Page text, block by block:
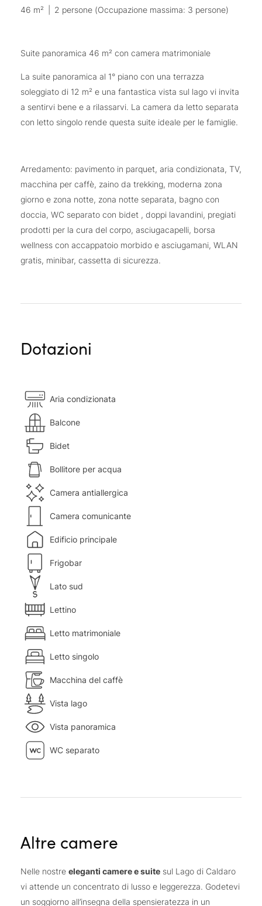
46 m² 2 persone (Occupazione massima: 3 persone)
Suite panoramica 46 m² con camera matrimoniale
La suite panoramica al 1° piano con una terrazza
soleggiato di 12 m² e una fantastica vista sul lago vi invita
a sentirvi bene e a rilassarvi. La camera da letto separata
con letto singolo rende questa suite ideale per le famiglie.
Arredamento: pavimento in parquet, aria condizionata, TV,
macchina per caffè, zaino da trekking, moderna zona
giorno e zona notte, zona notte separata, bagno con
doccia, WC separato con bidet , doppi lavandini, pregiati
prodotti per la cura del corpo, asciugacapelli, borsa
wellness con accappatoio morbido e asciugamani, WLAN
gratis, minibar, cassetta di sicurezza.
Dotazioni
Aria condizionata
Balcone
Bidet
Bollitore per acqua
Camera antiallergica
Camera comunicante
Edificio principale
Frigobar
Lato sud
Lettino
Letto matrimoniale
Letto singolo
Macchina del caffè
Vista lago
Vista panoramica
WC separato
Altre camere
Nelle nostre eleganti camere e suite sul Lago di Caldaro
vi attende un concentrato di lusso e leggerezza. Godetevi
un soggiorno all’insegna della spensieratezza in un